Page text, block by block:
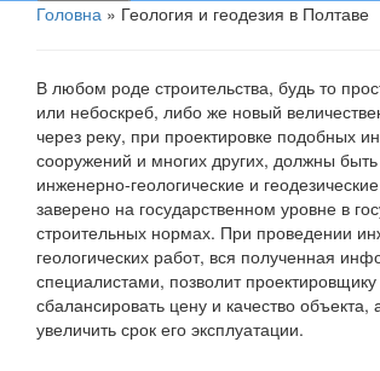
Головна » Геология и геодезия в Полтаве
В любом роде строительства, будь то
или небоскреб, либо же новый
через реку, при проектировке подобных
сооружений и многих других, должны
инженерно-геологические и
заверено на государственном уровне в
строительных нормах. При проведении
геологических работ, вся полученная
специалистами, позволит проектировщику
сбалансировать цену и качество объекта,
увеличить срок его эксплуатации.